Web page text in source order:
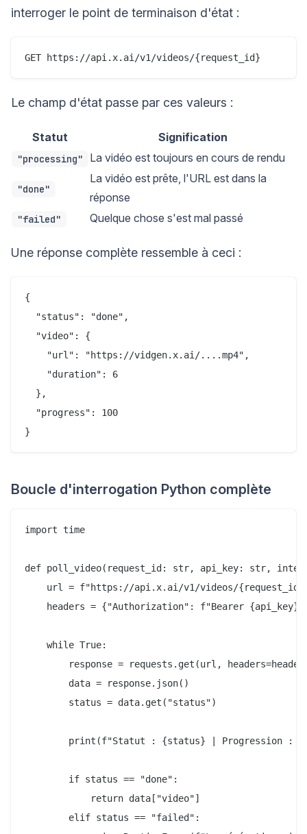
interroger le point de terminaison d'état :
Le champ d'état passe par ces valeurs :
Statut Signification
"processing" La vidéo est toujours en cours de rendu
"done"
La vidéo est prête, l'URL est dans la
réponse
"failed" Quelque chose s'est mal passé
Une réponse complète ressemble à ceci :
{
  "status": "done",
  "video": {
    "url": "https://vidgen.x.ai/....mp4",
    "duration": 6
  },
  "progress": 100
Boucle d'interrogation Python complète
import time
def poll_video(request_id: str, api_key: str,
url = f"https://api.x.ai/v1/videos/
headers = {"Authorization": f"Bearer
    while True:
response = requests.get(url,
        data = response.json()
        status = data.get("status")
print(f"Statut : {status} | Progression :
        if status == "done":
            return data["video"]
        elif status == "failed":